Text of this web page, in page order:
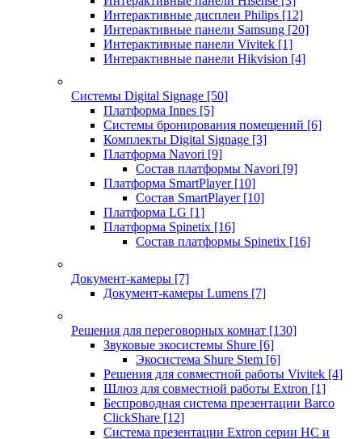
Интерактивные дисплеи Philips [12]
Интерактивные панели Samsung [20]
Интерактивные панели Vivitek [1]
Интерактивные панели Hikvision [4]
Системы Digital Signage [50]
Платформа Innes [5]
Системы бронирования помещений [6]
Комплекты Digital Signage [3]
Платформа Navori [9]
Состав платформы Navori [9]
Платформа SmartPlayer [10]
Состав SmartPlayer [10]
Платформа LG [1]
Платформа Spinetix [16]
Состав платформы Spinetix [16]
Документ-камеры [7]
Документ-камеры Lumens [7]
Решения для переговорных комнат [130]
Звуковые экосистемы Shure [6]
Экосистема Shure Stem [6]
Решения для совместной работы Vivitek [4]
Шлюз для совместной работы Extron [1]
Беспроводная система презентации Barco
ClickShare [12]
Система презентации Extron серии HC и